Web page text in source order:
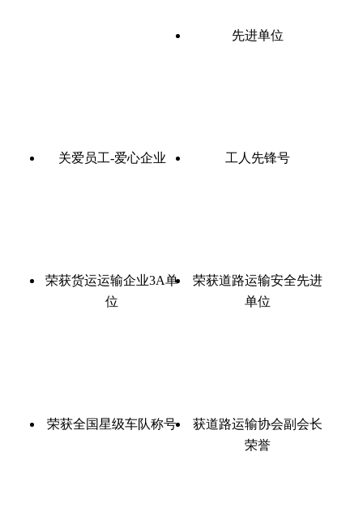
先进单位
关爱员工-爱心企业 工人先锋号
荣获货运运输企业3A单
位
荣获道路运输安全先进
单位
荣获全国星级车队称号
获道路运输协会副会长
荣誉